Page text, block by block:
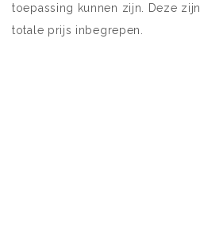
toepassing kunnen zijn. Deze
totale prijs inbegrepen.